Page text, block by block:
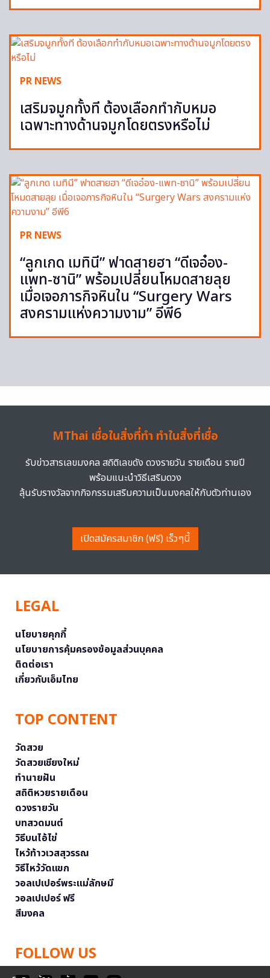
PR NEWS
เสริมจมูกทั้งที ต้องเลือกทำกับหมอ
เฉพาะทางด้านจมูกโดยตรงหรือไม่
PR NEWS
“ลูกเกด เมทินี” ฟาดสายฮา “ดีเจอ๋อง-
แพท-ซานิ” พร้อมเปลี่ยนโหมดสายลุย
เมื่อเจอภารกิจหินใน “Surgery Wars
สงครามแห่งความงาม” อีพี6
MThai เชื่อในสิ่งที่ทำ ทำในสิ่งที่เชื่อ
รับข่าวสารเลขมงคล สถิติเลขดัง ดวงรายวัน รายเดือน รายปี
พร้อมแนะนำวิธีเสริมดวง
ลุ้นรับรางวัลจากกิจกรรมเสริมความเป็นมงคลให้กับตัวท่านเอง
เปิดสมัครสมาชิก (ฟรี) เร็วๆนี้
LEGAL
นโยบายคุกกี้
นโยบายการคุ้มครองข้อมูลส่วนบุคคล
ติดต่อเรา
เกี่ยวกับเอ็มไทย
TOP CONTENT
วัดสวย
วัดสวยเชียงใหม่
ทำนายฝัน
สถิติหวยรายเดือน
ดวงรายวัน
บทสวดมนต์
วิธีบนไอ้ไข่
ไหว้ท้าวเวสสุวรรณ
วิธีไหว้วัดแขก
วอลเปเปอร์พระแม่ลักษมี
วอลเปเปอร์ ฟรี
สีมงคล
FOLLOW US